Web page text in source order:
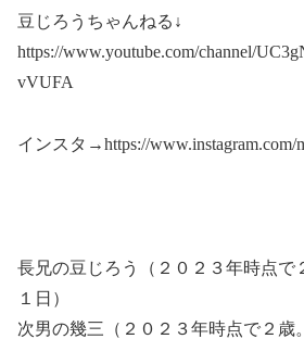
豆じろうちゃんねる↓
https://www.youtube.com/channel/
vVUFA
インスタ→https://www.instagram.com/
長兄の豆じろう（２０２３年時点で
１日）
次男の幾三（２０２３年時点で２歳